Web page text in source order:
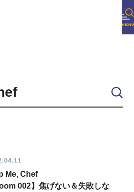
Me, Chef
002】焦げない＆失敗しな